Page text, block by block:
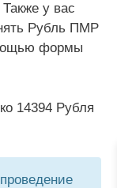
у вас
Рубль ПМР
формы
14394 Рубля